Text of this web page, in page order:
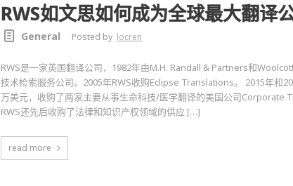
RWS如文思如何成为全球最大翻译
General Posted by locren
RWS是一家英国翻译公司，1982年由M.H. Randall & Partners和
技术检索服务公司。2005年RWS收购Eclipse Translations。 2015年和
万美元，收购了两家主要从事生命科技/医学翻译的美国公司Corporate
RWS还先后收购了法律和知识产权领域的供应 […]
read more